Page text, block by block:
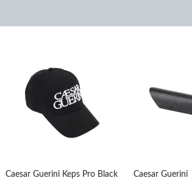
Caesar Guerini Keps Pro Black
Caesar Guerini